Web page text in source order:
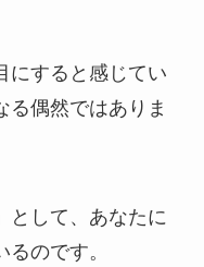
にすると感じてい
る偶然ではありま
として、あなたに
のです。